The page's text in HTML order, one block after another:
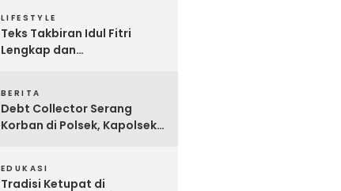
LIFESTYLE
Teks Takbiran Idul Fitri
Lengkap dan
BERITA
Debt Collector Serang
Korban di Polsek, Kapolsek
EDUKASI
Tradisi Ketupat di